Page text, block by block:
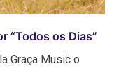
“Todos os Dias”
Graça Music o